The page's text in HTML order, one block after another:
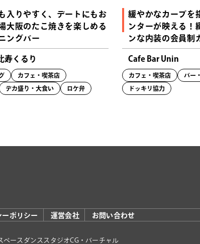
入りやすく、デートにもお
大阪のたこ焼きを楽しめる
ングバー
寿くるり
カフェ・喫茶店
デカ盛り・大食い ロケ弁
緩やかなカーブを
ンターが映える！
ンな内装の会員制
Cafe Bar Unin
カフェ・喫茶店 バー
ドッキリ協力
ーポリシー 運営会社
お問い合わせ
ペース ダンススタジオCG・バーチャル